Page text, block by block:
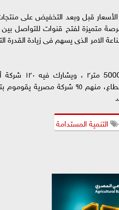
قبل وبعد التخفيض على
متميزة لفتح قنوات للتواصل
الامر الذى يسهم فى زيادة القدرة
ويُقام
التنمية المستدامة